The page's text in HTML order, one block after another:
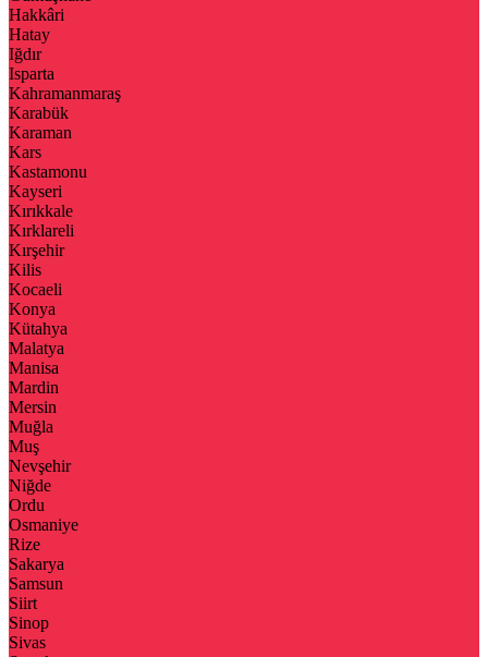
Hakkâri
Hatay
Iğdır
Isparta
Kahramanmaraş
Karabük
Karaman
Kars
Kastamonu
Kayseri
Kırıkkale
Kırklareli
Kırşehir
Kilis
Kocaeli
Konya
Kütahya
Malatya
Manisa
Mardin
Mersin
Muğla
Muş
Nevşehir
Niğde
Ordu
Osmaniye
Rize
Sakarya
Samsun
Siirt
Sinop
Sivas